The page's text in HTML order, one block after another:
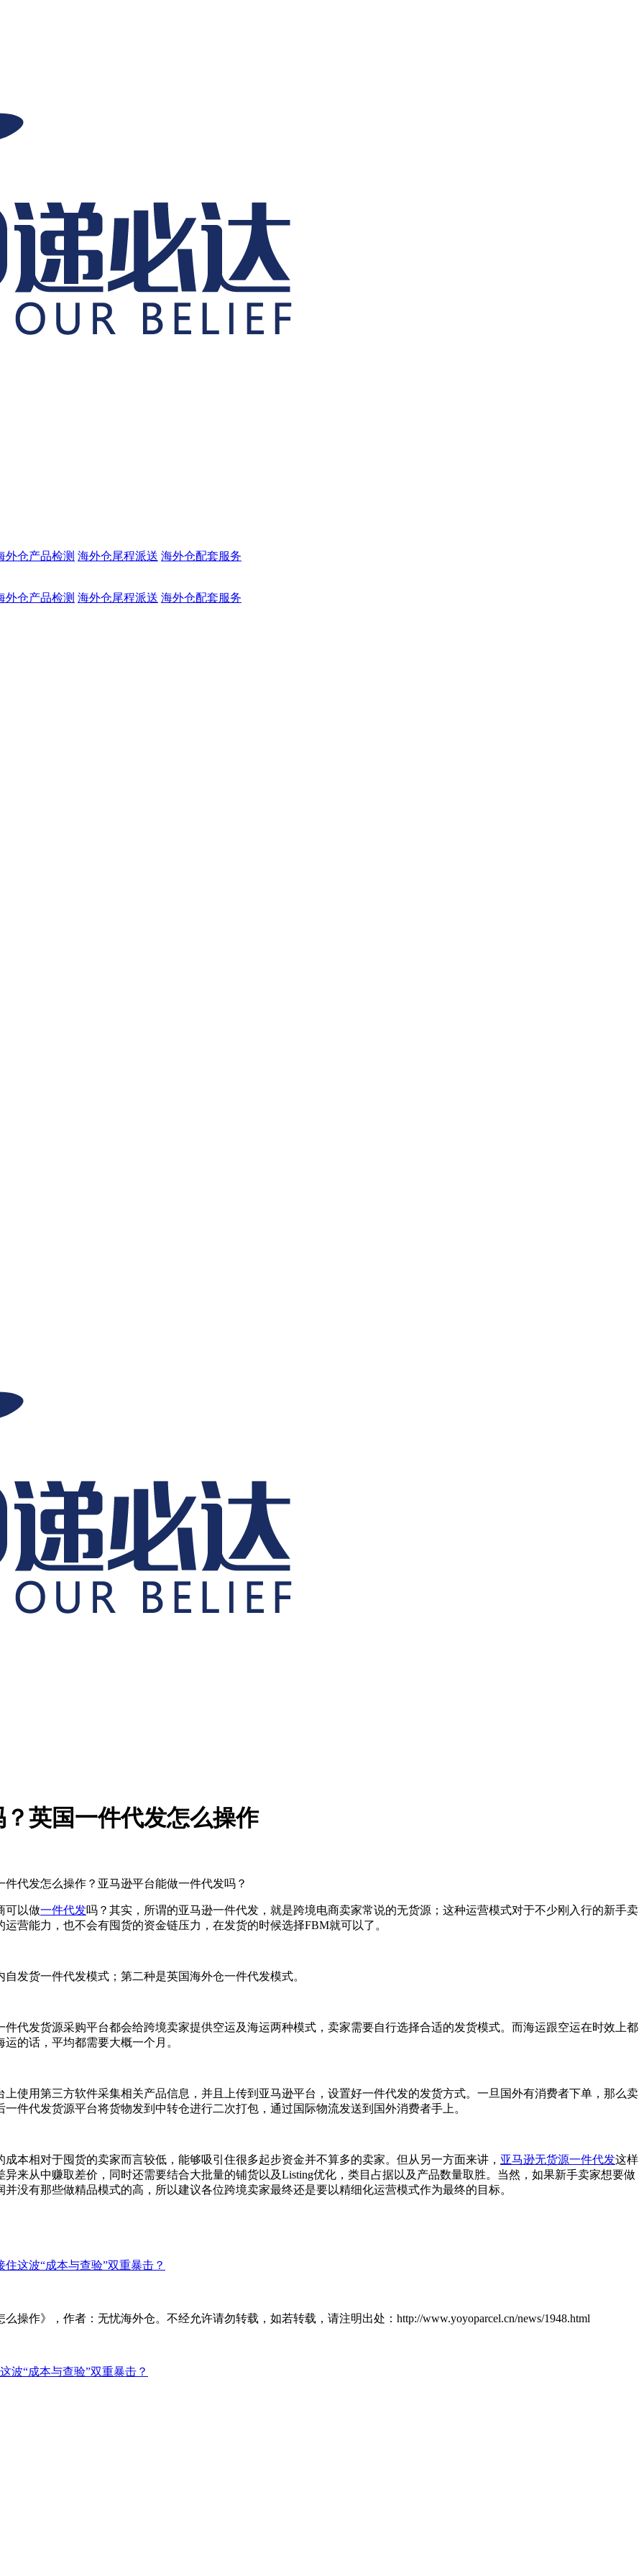
外仓产品检测 海外仓尾程派送 海外仓配套服务
外仓产品检测 海外仓尾程派送 海外仓配套服务
英国一件代发怎么操作
代发怎么操作？亚马逊平台能做一件代发吗？
可以做一件代发吗？其实，所谓的亚马逊一件代发，就是跨境电商卖家常说的无货源；这种运营模式对于不少刚入行的新手卖
营能力，也不会有囤货的资金链压力，在发货的时候选择FBM就可以了。
发货一件代发模式；第二种是英国海外仓一件代发模式。
代发货源采购平台都会给跨境卖家提供空运及海运两种模式，卖家需要自行选择合适的发货模式。而海运跟空运在时效上都
的话，平均都需要大概一个月。
使用第三方软件采集相关产品信息，并且上传到亚马逊平台，设置好一件代发的发货方式。一旦国外有消费者下单，那么卖
件代发货源平台将货物发到中转仓进行二次打包，通过国际物流发送到国外消费者手上。
本相对于囤货的卖家而言较低，能够吸引住很多起步资金并不算多的卖家。但从另一方面来讲， 亚马逊无货源一件代发这样
来从中赚取差价，同时还需要结合大批量的铺货以及Listing优化，类目占据以及产品数量取胜。当然，如果新手卖家想要做
没有那些做精品模式的高，所以建议各位跨境卖家最终还是要以精细化运营模式作为最终的目标。
这波“成本与查验”双重暴击？
操作》，作者：无忧海外仓。不经允许请勿转载，如若转载，请注明出处：http://www.yoyoparcel.cn/news/1948.html
波“成本与查验”双重暴击？